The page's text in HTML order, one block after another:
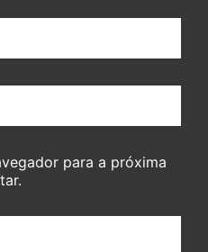
para a próxima